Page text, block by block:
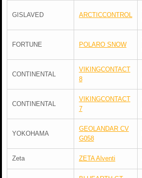
GISLAVED ARCTICCONTROL
FORTUNE POLARO SNOW
CONTINENTAL
VIKINGCONTACT
8
CONTINENTAL
VIKINGCONTACT
7
YOKOHAMA
GEOLANDAR CV
G058
Zeta ZETA Alventi